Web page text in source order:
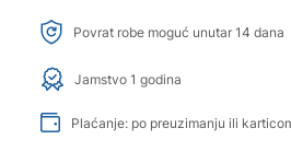
Povrat robe moguć unutar 14 dana
Jamstvo 1 godina
Plaćanje: po preuzimanju ili